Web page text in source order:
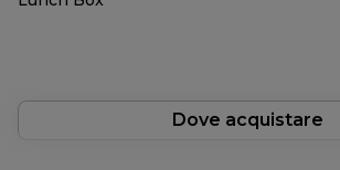
Dove acquistare